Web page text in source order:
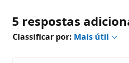
5 respostas
Classificar por: Mais útil